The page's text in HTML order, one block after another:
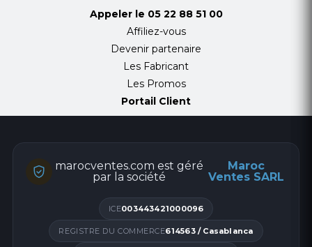
Appeler le 05 22 88 51 00
Affiliez-vous
Devenir partenaire
Les Fabricant
Les Promos
Portail Client
marocventes.com est géré
par la société
Maroc
Ventes SARL
ICE003443421000096
REGISTRE DU COMMERCE614563 / Casablanca